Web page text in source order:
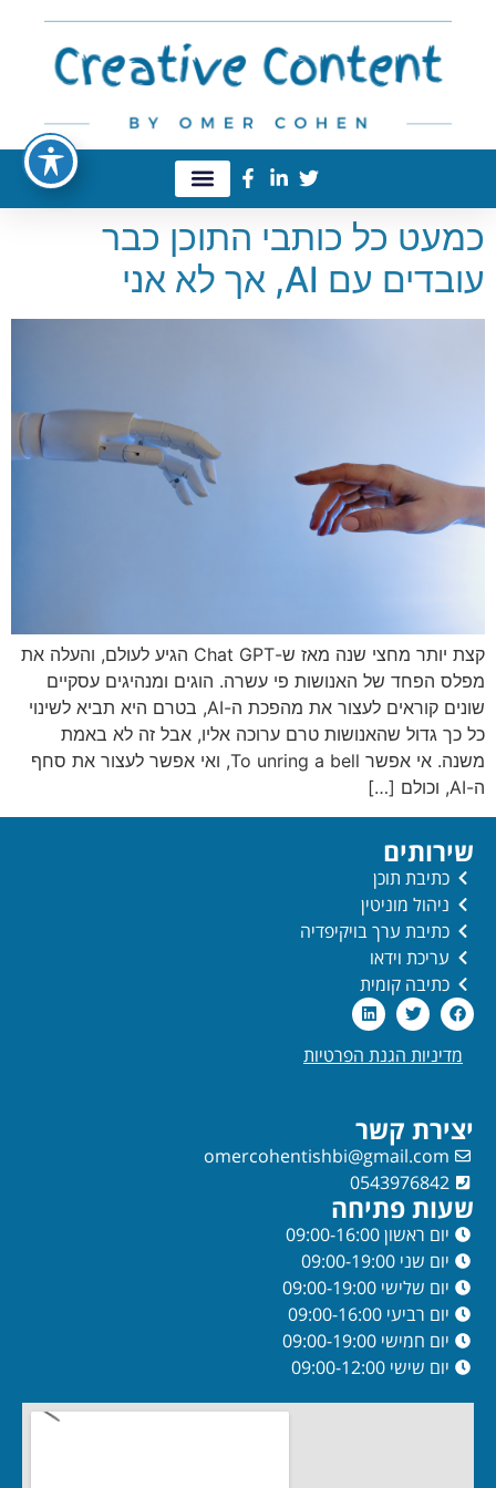
כמעט כל כותבי התוכן כבר
עובדים עם AI, אך לא אני
קצת יותר מחצי שנה מאז ש-Chat GPT הגיע לעולם, והעלה את
מפלס הפחד של האנושות פי עשרה. הוגים ומנהיגים עסקיים
שונים קוראים לעצור את מהפכת ה-AI, בטרם היא תביא לשינוי
כל כך גדול שהאנושות טרם ערוכה אליו, אבל זה לא באמת
משנה. אי אפשר To unring a bell, ואי אפשר לעצור את סחף
ה-AI, וכולם […]
שירותים
כתיבת תוכן
ניהול מוניטין
כתיבת ערך בויקיפדיה
עריכת וידאו
כתיבה קומית
מדיניות הגנת הפרטיות
יצירת קשר
omercohentishbi@gmail.com
0543976842
שעות פתיחה
יום ראשון 09:00-16:00
יום שני 09:00-19:00
יום שלישי 09:00-19:00
יום רביעי 09:00-16:00
יום חמישי 09:00-19:00
יום שישי 09:00-12:00